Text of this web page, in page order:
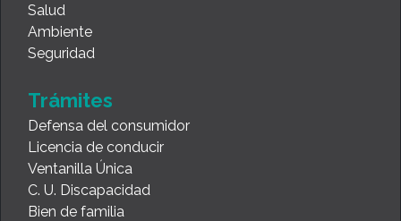
Salud
Ambiente
Seguridad
Trámites
Defensa del consumidor
Licencia de conducir
Ventanilla Única
C. U. Discapacidad
Bien de familia